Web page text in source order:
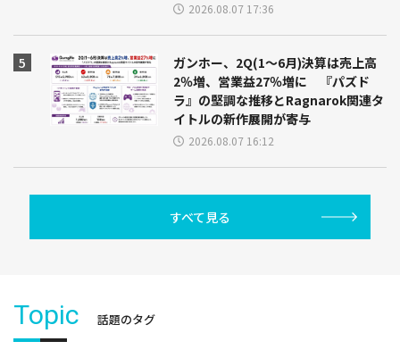
2026.08.07 17:36
ガンホー、2Q(1～6月)決算は売上高
2％増、営業益27％増に 『パズド
ラ』の堅調な推移とRagnarok関連タ
イトルの新作展開が寄与
2026.08.07 16:12
すべて見る
Topic 話題のタグ